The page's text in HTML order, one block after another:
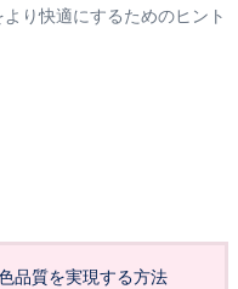
り快適にするためのヒント
品質を実現する方法